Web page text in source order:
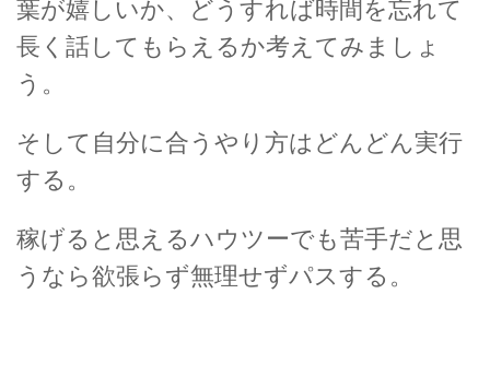
葉が嬉しいか、どうすれば時間を忘れて
長く話してもらえるか考えてみましょ
う。
そして自分に合うやり方はどんどん実行
する。
稼げると思えるハウツーでも苦手だと思
うなら欲張らず無理せずパスする。